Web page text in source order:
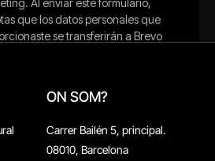
ON SOM?
Carrer Bailén 5, principal.
08010, Barcelona